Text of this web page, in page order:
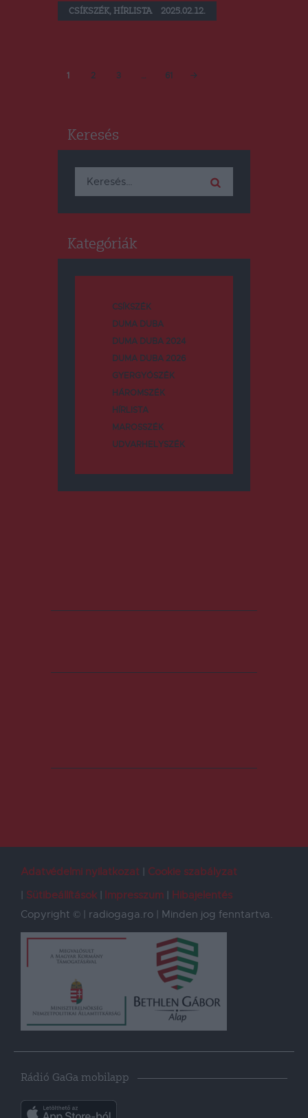
CSÍKSZÉK, HÍRLISTA 2025.02.12.
Bejegyzések
PAGE
1 PAGE
2 PAGE
3 … PAGE
61
Keresés
Keresés:
Kategóriák
CSÍKSZÉK
DUMA DUBA
DUMA DUBA 2024
DUMA DUBA 2026
GYERGYÓSZÉK
HÁROMSZÉK
HÍRLISTA
MAROSSZÉK
UDVARHELYSZÉK
Adatvédelmi nyilatkozat
Cookie szabályzat
Sütibeállítások
Impresszum
Hibajelentés
Copyright © | radiogaga.ro | Minden jog fenntartva.
Rádió GaGa mobilapp